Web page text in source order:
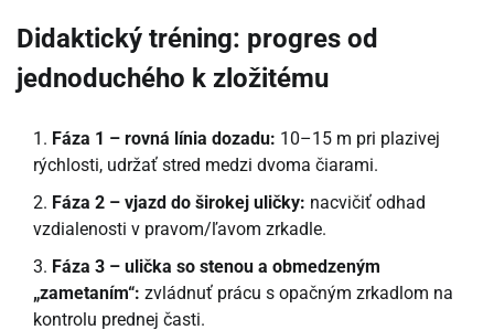
Didaktický tréning: progres od
jednoduchého k zložitému
Fáza 1 – rovná línia dozadu: 10–15 m pri plazivej
rýchlosti, udržať stred medzi dvoma čiarami.
Fáza 2 – vjazd do širokej uličky: nacvičiť odhad
vzdialenosti v pravom/ľavom zrkadle.
Fáza 3 – ulička so stenou a obmedzeným
„zametaním“: zvládnuť prácu s opačným zrkadlom na
kontrolu prednej časti.